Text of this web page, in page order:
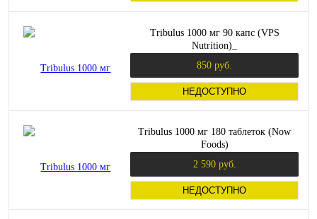
Tribulus 1000 мг 90 капс (VPS
Nutrition)_
850 руб.
НЕДОСТУПНО
Tribulus 1000 мг 180 таблеток (Now
Foods)
2 590 руб.
НЕДОСТУПНО